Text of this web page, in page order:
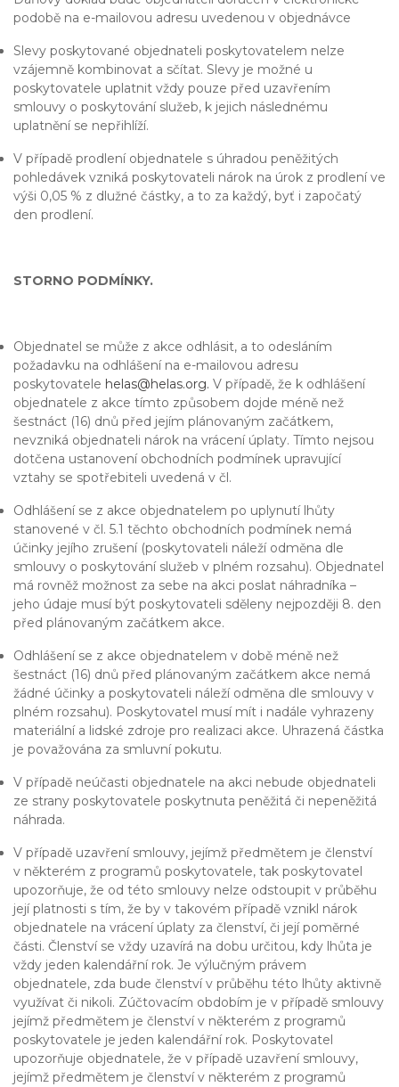
podobě na e-mailovou adresu uvedenou v objednávce
Slevy poskytované objednateli poskytovatelem nelze
vzájemně kombinovat a sčítat. Slevy je možné u
poskytovatele uplatnit vždy pouze před uzavřením
smlouvy o poskytování služeb, k jejich následnému
uplatnění se nepřihlíží.
V případě prodlení objednatele s úhradou peněžitých
pohledávek vzniká poskytovateli nárok na úrok z prodlení ve
výši 0,05 % z dlužné částky, a to za každý, byť i započatý
den prodlení.
STORNO PODMÍNKY.
Objednatel se může z akce odhlásit, a to odesláním
požadavku na odhlášení na e-mailovou adresu
poskytovatele helas@helas.org. V případě, že k odhlášení
objednatele z akce tímto způsobem dojde méně než
šestnáct (16) dnů před jejím plánovaným začátkem,
nevzniká objednateli nárok na vrácení úplaty. Tímto nejsou
dotčena ustanovení obchodních podmínek upravující
vztahy se spotřebiteli uvedená v čl.
Odhlášení se z akce objednatelem po uplynutí lhůty
stanovené v čl. 5.1 těchto obchodních podmínek nemá
účinky jejího zrušení (poskytovateli náleží odměna dle
smlouvy o poskytování služeb v plném rozsahu). Objednatel
má rovněž možnost za sebe na akci poslat náhradníka –
jeho údaje musí být poskytovateli sděleny nejpozději 8. den
před plánovaným začátkem akce.
Odhlášení se z akce objednatelem v době méně než
šestnáct (16) dnů před plánovaným začátkem akce nemá
žádné účinky a poskytovateli náleží odměna dle smlouvy v
plném rozsahu). Poskytovatel musí mít i nadále vyhrazeny
materiální a lidské zdroje pro realizaci akce. Uhrazená částka
je považována za smluvní pokutu.
V případě neúčasti objednatele na akci nebude objednateli
ze strany poskytovatele poskytnuta peněžitá či nepeněžitá
náhrada.
V případě uzavření smlouvy, jejímž předmětem je členství
v některém z programů poskytovatele, tak poskytovatel
upozorňuje, že od této smlouvy nelze odstoupit v průběhu
její platnosti s tím, že by v takovém případě vznikl nárok
objednatele na vrácení úplaty za členství, či její poměrné
části. Členství se vždy uzavírá na dobu určitou, kdy lhůta je
vždy jeden kalendářní rok. Je výlučným právem
objednatele, zda bude členství v průběhu této lhůty aktivně
využívat či nikoli. Zúčtovacím obdobím je v případě smlouvy
jejímž předmětem je členství v některém z programů
poskytovatele je jeden kalendářní rok. Poskytovatel
upozorňuje objednatele, že v případě uzavření smlouvy,
jejímž předmětem je členství v některém z programů